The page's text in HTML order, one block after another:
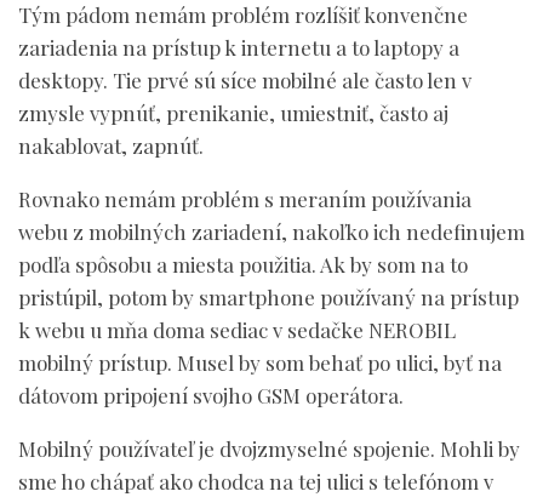
Tým pádom nemám problém rozlíšiť konvenčne
zariadenia na prístup k internetu a to laptopy a
desktopy. Tie prvé sú síce mobilné ale často len v
zmysle vypnúť, prenikanie, umiestniť, často aj
nakablovat, zapnúť.
Rovnako nemám problém s meraním používania
webu z mobilných zariadení, nakoľko ich nedefinujem
podľa spôsobu a miesta použitia. Ak by som na to
pristúpil, potom by smartphone používaný na prístup
k webu u mňa doma sediac v sedačke NEROBIL
mobilný prístup. Musel by som behať po ulici, byť na
dátovom pripojení svojho GSM operátora.
Mobilný používateľ je dvojzmyselné spojenie. Mohli by
sme ho chápať ako chodca na tej ulici s telefónom v